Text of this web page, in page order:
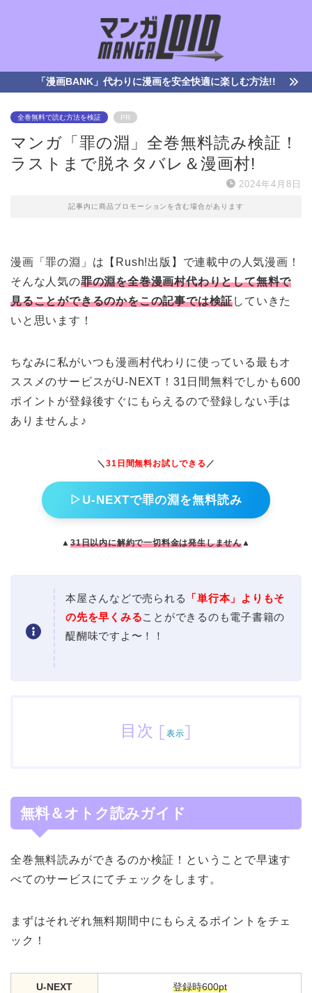
「漫画BANK」代わりに漫画を安全快適に楽しむ方法!!
全巻無料で読む方法を検証 PR
マンガ「罪の淵」全巻無料読み検証！
ラストまで脱ネタバレ＆漫画村!
2024年4月8日
記事内に商品プロモーションを含む場合があります
漫画「罪の淵」は【Rush!出版】で連載中の人気漫画！
そんな人気の罪の淵を全巻漫画村代わりとして無料で
見ることができるのかをこの記事では検証していきた
いと思います！
ちなみに私がいつも漫画村代わりに使っている最もオ
ススメのサービスがU-NEXT！31日間無料でしかも600
ポイントが登録後すぐにもらえるので登録しない手は
ありませんよ♪
＼31日間無料お試しできる ／
▷U-NEXTで罪の淵を無料読み
▲ 31日以内に解約で一切料金は発生しません▲
本屋さんなどで売られる
「単行本」よりもそ
の先を早くみることができるのも電子書籍の
醍醐味ですよ〜！！
目次 [ 表示]
無料＆オトク読みガイド
全巻無料読みができるのか検証！ということで早速す
べてのサービスにてチェックをします。
まずはそれぞれ無料期間中にもらえるポイントをチェ
ック！
U-NEXT 登録時600pt